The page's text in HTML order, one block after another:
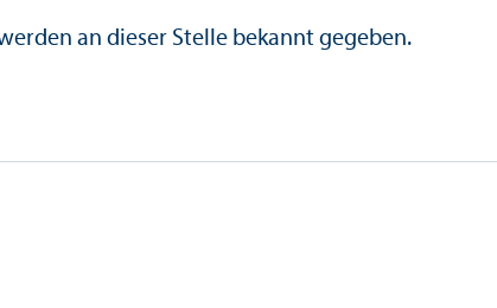
an dieser Stelle bekannt gegeben.